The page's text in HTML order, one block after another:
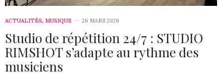
ACTUALITÉS, MUSIQUE 26 MARS 2026
Studio de répétition 24/7 : STUDIO
RIMSHOT s’adapte au rythme des
musiciens